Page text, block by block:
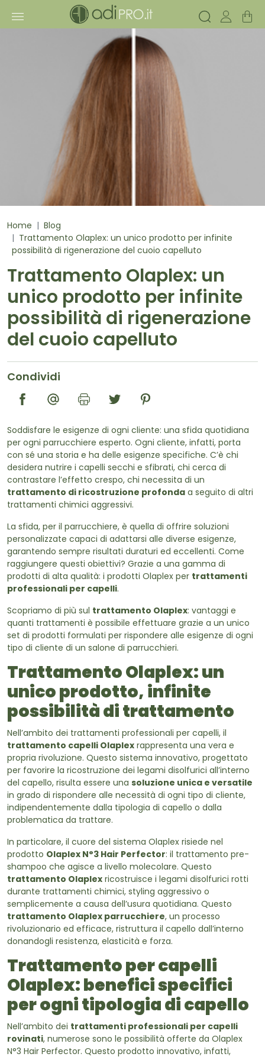
Home
Blog
Trattamento Olaplex: un unico prodotto per infinite
possibilità di rigenerazione del cuoio capelluto
Trattamento Olaplex: un
unico prodotto per infinite
possibilità di rigenerazione
del cuoio capelluto
Condividi
Soddisfare le esigenze di ogni cliente: una sfida quotidiana
per ogni parrucchiere esperto. Ogni cliente, infatti, porta
con sé una storia e ha delle esigenze specifiche. C’è chi
desidera nutrire i capelli secchi e sfibrati, chi cerca di
contrastare l’effetto crespo, chi necessita di un
trattamento di ricostruzione profonda a seguito di altri
trattamenti chimici aggressivi.
La sfida, per il parrucchiere, è quella di offrire soluzioni
personalizzate capaci di adattarsi alle diverse esigenze,
garantendo sempre risultati duraturi ed eccellenti. Come
raggiungere questi obiettivi? Grazie a una gamma di
prodotti di alta qualità: i prodotti Olaplex per trattamenti
professionali per capelli.
Scopriamo di più sul trattamento Olaplex: vantaggi e
quanti trattamenti è possibile effettuare grazie a un unico
set di prodotti formulati per rispondere alle esigenze di ogni
tipo di cliente di un salone di parrucchieri.
Trattamento Olaplex: un
unico prodotto, infinite
possibilità di trattamento
Nell’ambito dei trattamenti professionali per capelli, il
trattamento capelli Olaplex rappresenta una vera e
propria rivoluzione. Questo sistema innovativo, progettato
per favorire la ricostruzione dei legami disolfurici all’interno
del capello, risulta essere una soluzione unica e versatile
in grado di rispondere alle necessità di ogni tipo di cliente,
indipendentemente dalla tipologia di capello o dalla
problematica da trattare.
In particolare, il cuore del sistema Olaplex risiede nel
prodotto Olaplex N°3 Hair Perfector: il trattamento pre-
shampoo che agisce a livello molecolare. Questo
trattamento Olaplex ricostruisce i legami disolfurici rotti
durante trattamenti chimici, styling aggressivo o
semplicemente a causa dell’usura quotidiana. Questo
trattamento Olaplex parrucchiere, un processo
rivoluzionario ed efficace, ristruttura il capello dall’interno
donandogli resistenza, elasticità e forza.
Trattamento per capelli
Olaplex: benefici specifici
per ogni tipologia di capello
Nell’ambito dei trattamenti professionali per capelli
rovinati, numerose sono le possibilità offerte da Olaplex
N°3 Hair Perfector. Questo prodotto innovativo, infatti,